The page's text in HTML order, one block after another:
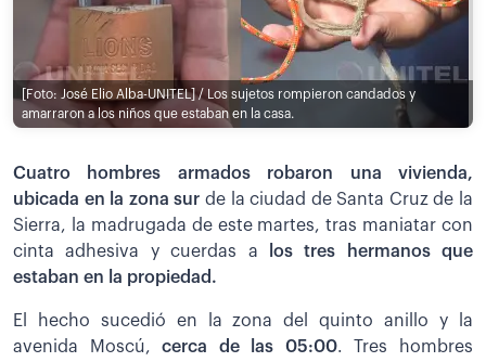
[Foto: José Elio Alba-UNITEL] / Los sujetos rompieron candados y
amarraron a los niños que estaban en la casa.
Cuatro hombres armados robaron una vivienda,
ubicada en la zona sur de la ciudad de Santa Cruz de la
Sierra, la madrugada de este martes, tras maniatar con
cinta adhesiva y cuerdas a
los tres hermanos que
estaban en la propiedad.
El hecho sucedió en la zona del quinto anillo y la
avenida Moscú,cerca de las 05:00. Tres hombres